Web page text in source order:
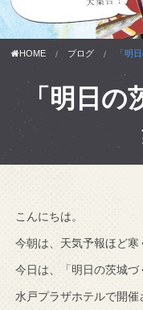
HOME ブログ 「明
「明日
こんにちは。
今朝は、天気予報ほど寒
今日は、「明日の茨城
水戸プラザホテルで開催